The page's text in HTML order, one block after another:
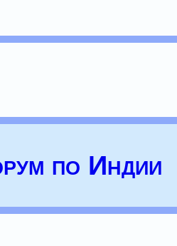
по Индии